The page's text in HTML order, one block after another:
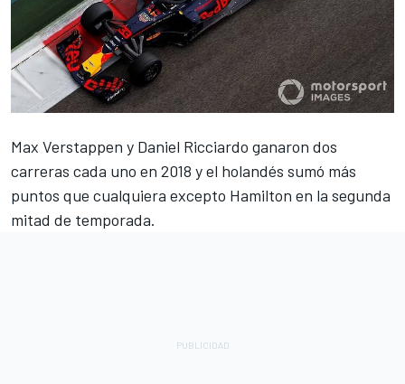
Max Verstappen y Daniel Ricciardo ganaron dos
carreras cada uno en 2018 y el holandés sumó más
puntos que cualquiera excepto Hamilton en la segunda
mitad de temporada.